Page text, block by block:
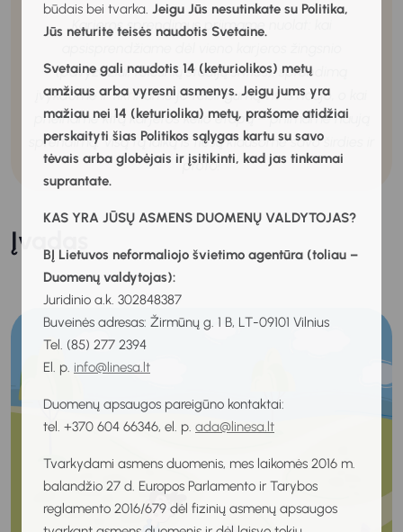
būdais bei tvarka. Jeigu Jūs nesutinkate su Politika,
Jūs neturite teisės naudotis Svetaine.
Svetaine gali naudotis 14 (keturiolikos) metų
amžiaus arba vyresni asmenys. Jeigu jums yra
mažiau nei 14 (keturiolika) metų, prašome atidžiai
perskaityti šias Politikos sąlygas kartu su savo
tėvais arba globėjais ir įsitikinti, kad jas tinkamai
suprantate.
KAS YRA JŪSŲ ASMENS DUOMENŲ VALDYTOJAS?
BĮ Lietuvos neformaliojo švietimo agentūra (toliau –
Duomenų valdytojas):
Juridinio a.k. 302848387
Buveinės adresas: Žirmūnų g. 1 B, LT-09101 Vilnius
Tel. (85) 277 2394
El. p. info@linesa.lt
Duomenų apsaugos pareigūno kontaktai:
tel. +370 604 66346, el. p. ada@linesa.lt
Tvarkydami asmens duomenis, mes laikomės 2016 m.
balandžio 27 d. Europos Parlamento ir Tarybos
reglamento 2016/679 dėl fizinių asmenų apsaugos
Karjeros sprendimus priimame nuolat: kai
(pavyzdžiui, tolesnių studijų srities), sprendimą
įvykdome ir tikriname jo teisingumą vis iš naujo, o kai
prieiname kitą karjeros kelio etapą – priimame naują
sprendimą. Visą tą laiką iš tiesų klausome savo širdies ir
proto!
Įvadas